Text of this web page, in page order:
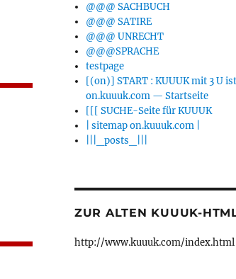
@@@ SACHBUCH
@@@ SATIRE
@@@ UNRECHT
@@@SPRACHE
testpage
[(on)] START : KUUUK mit 3 U
on.kuuuk.com — Startseite
[[[ SUCHE-Seite für KUUUK
| sitemap on.kuuuk.com |
|||_posts_|||
ZUR ALTEN KUUUK-
http://www.kuuuk.com/index.html